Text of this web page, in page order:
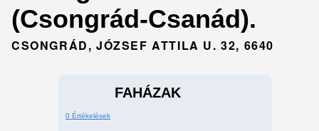
(Csongrád-Csanád).
CSONGRÁD, JÓZSEF ATTILA U. 32, 6640
FAHÁZAK
0 Értékelések